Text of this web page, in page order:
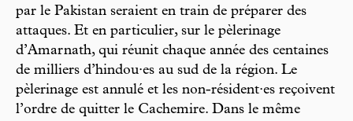
par le Pakistan seraient en train de préparer des
attaques. Et en particulier, sur le pèlerinage
d’Amarnath, qui réunit chaque année des centaines
de milliers d’hindou·es au sud de la région. Le
pèlerinage est annulé et les non-résident·es reçoivent
l’ordre de quitter le Cachemire. Dans le même